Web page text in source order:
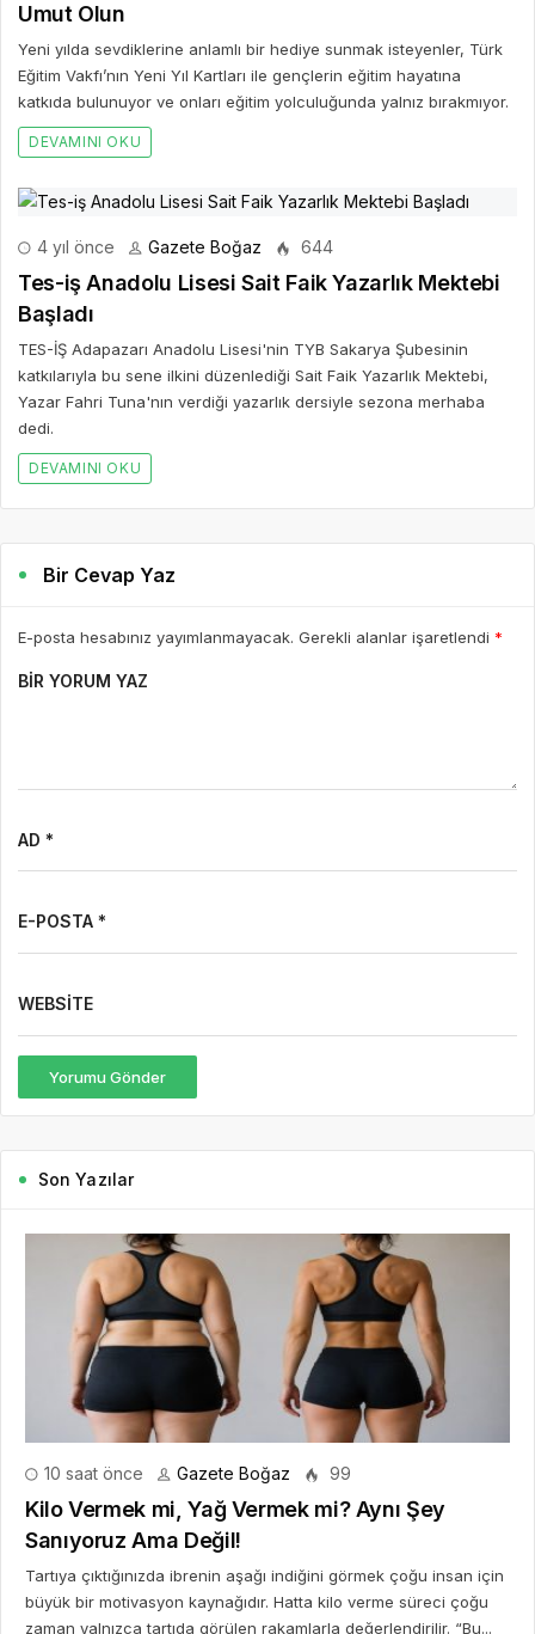
Umut Olun
Yeni yılda sevdiklerine anlamlı bir hediye sunmak isteyenler, Türk
Eğitim Vakfı’nın Yeni Yıl Kartları ile gençlerin eğitim hayatına
katkıda bulunuyor ve onları eğitim yolculuğunda yalnız bırakmıyor.
DEVAMINI OKU
4 yıl önce Gazete Boğaz 644
Tes-iş Anadolu Lisesi Sait Faik Yazarlık Mektebi
Başladı
TES-İŞ Adapazarı Anadolu Lisesi'nin TYB Sakarya Şubesinin
katkılarıyla bu sene ilkini düzenlediği Sait Faik Yazarlık Mektebi,
Yazar Fahri Tuna'nın verdiği yazarlık dersiyle sezona merhaba
dedi.
DEVAMINI OKU
Bir Cevap Yaz
E-posta hesabınız yayımlanmayacak. Gerekli alanlar işaretlendi *
BIR YORUM YAZ
AD *
E-POSTA *
WEBSITE
Yorumu Gönder
Son Yazılar
10 saat önce Gazete Boğaz 99
Kilo Vermek mi, Yağ Vermek mi? Aynı Şey
Sanıyoruz Ama Değil!
Tartıya çıktığınızda ibrenin aşağı indiğini görmek çoğu insan için
büyük bir motivasyon kaynağıdır. Hatta kilo verme süreci çoğu
zaman yalnızca tartıda görülen rakamlarla değerlendirilir. “Bu...